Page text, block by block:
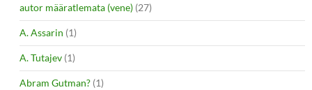
autor määratlemata (vene) (27)
A. Assarin (1)
A. Tutajev (1)
Abram Gutman? (1)